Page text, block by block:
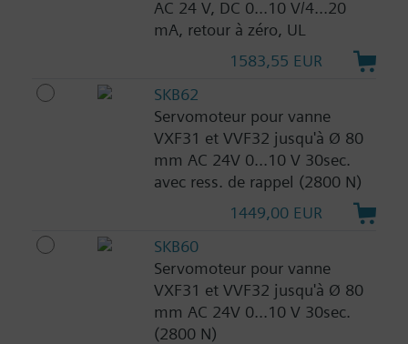
AC 24 V, DC 0...10 V/4...20
mA, retour à zéro, UL
1583,55 EUR
SKB62
Servomoteur pour vanne
VXF31 et VVF32 jusqu'à Ø 80
mm AC 24V 0...10 V 30sec.
avec ress. de rappel (2800 N)
1449,00 EUR
SKB60
Servomoteur pour vanne
VXF31 et VVF32 jusqu'à Ø 80
mm AC 24V 0...10 V 30sec.
(2800 N)